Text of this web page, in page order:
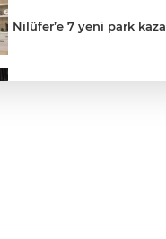
Nilüfer’e 7 yeni park